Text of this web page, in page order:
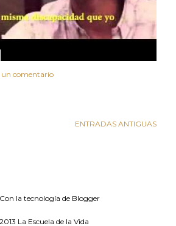
comentario
ENTRADAS ANTIGUAS
Con la tecnología de Blogger
La Escuela de la Vida